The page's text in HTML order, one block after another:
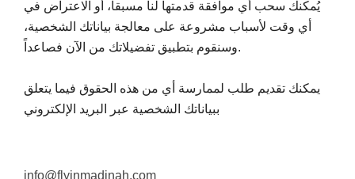
يُمكنك سحب أي موافقة قدمتها لنا مسبقاً، أو الاعتراض في
أي وقت لأسباب مشروعة على معالجة بياناتك الشخصية،
وسنقوم بتطبيق تفضيلاتك من الآن فصاعداً.
يمكنك تقديم طلب لممارسة أي من هذه الحقوق فيما يتعلق
ببياناتك الشخصية عبر البريد الإلكتروني
info@flyinmadinah.com